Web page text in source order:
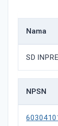
Nama
SD
NPSN